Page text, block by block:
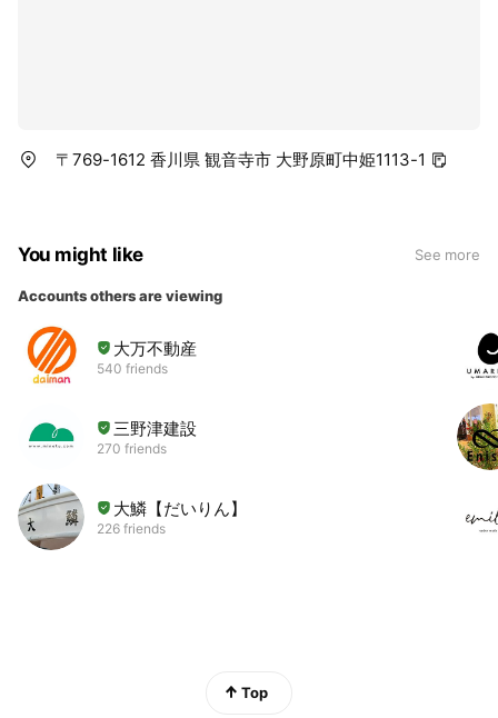
〒769-1612 香川県 観音寺市 大野原町中姫1113-1
You might like See more
Accounts others are viewing
大万不動産
540 friends
三野津建設
270 friends
大鱗【だいりん】
226 friends
Top